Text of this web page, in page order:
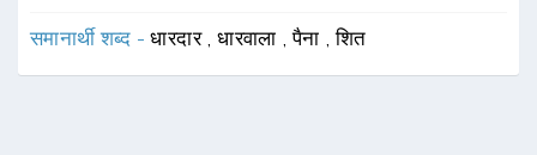
समानार्थी शब्द -धारदार ,धारवाला ,पैना ,शित